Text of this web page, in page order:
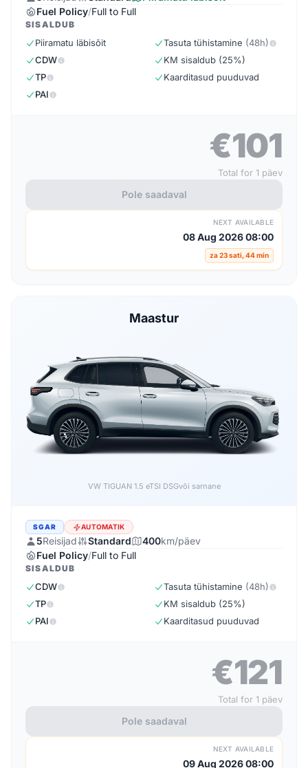
Fuel Policy/Full to Full
SISALDUB
Piiramatu läbisõit
CDW
TP
PAI
Tasuta tühistamine (48h)
KM sisaldub (25%)
Kaarditasud puuduvad
€101
Total for 1 päev
Pole saadaval
NEXT AVAILABLE
08 Aug 2026 08:00
za 23 sati, 44 min
Maastur
Forthing EVO5 1.5 DSGvõi sarnane
SGAR AUTOMATIK
5Reisijad Standard 400km/päev
Fuel Policy/Full to Full
SISALDUB
CDW
TP
PAI
Tasuta tühistamine (48h)
KM sisaldub (25%)
Kaarditasud puuduvad
€121
Total for 1 päev
Pole saadaval
NEXT AVAILABLE
09 Aug 2026 08:00